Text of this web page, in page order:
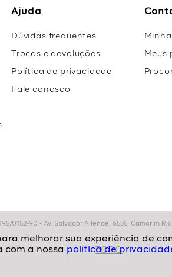
politíca de
Ajuda
Dúvidas frequentes
Trocas e devoluções
Política de privacidade
Fale conosco
Meus
0152-90 - Av. Salvador Allende, 6555, Camorim
TOPO